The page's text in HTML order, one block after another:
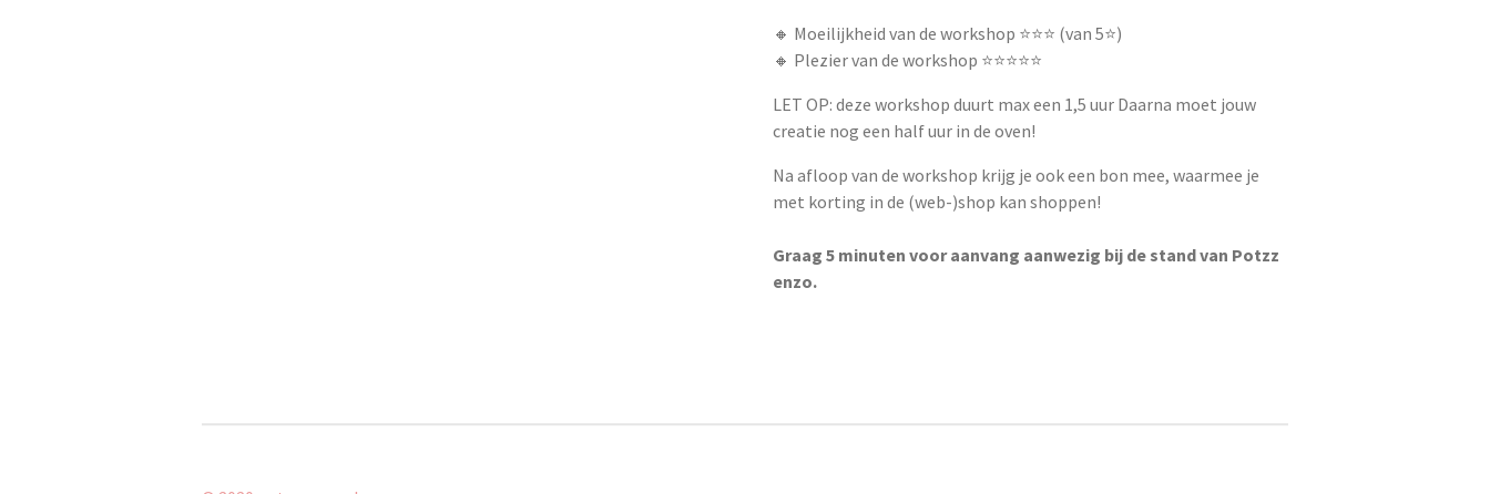
🔸 Moeilijkheid van de workshop ⭐️⭐️⭐️ (van 5⭐️)
🔸 Plezier van de workshop ⭐️⭐️⭐️⭐️⭐️
LET OP: deze workshop duurt max een 1,5 uur Daarna moet jouw
creatie nog een half uur in de oven!
Na afloop van de workshop krijg je ook een bon mee, waarmee je
met korting in de (web-)shop kan shoppen!
Graag 5 minuten voor aanvang aanwezig bij de stand van Potzz
enzo.